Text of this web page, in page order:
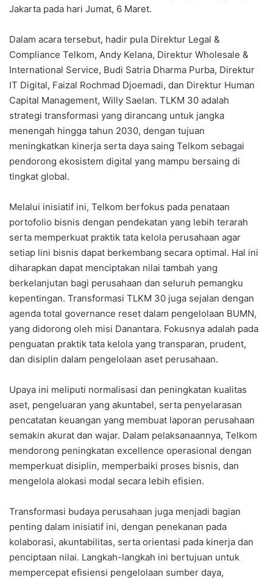
Jakarta pada hari Jumat, 6 Maret.
Dalam acara tersebut, hadir pula Direktur Legal &
Compliance Telkom, Andy Kelana, Direktur Wholesale &
International Service, Budi Satria Dharma Purba, Direktur
IT Digital, Faizal Rochmad Djoemadi, dan Direktur Human
Capital Management, Willy Saelan. TLKM 30 adalah
strategi transformasi yang dirancang untuk jangka
menengah hingga tahun 2030, dengan tujuan
meningkatkan kinerja serta daya saing Telkom sebagai
pendorong ekosistem digital yang mampu bersaing di
tingkat global.
Melalui inisiatif ini, Telkom berfokus pada penataan
portofolio bisnis dengan pendekatan yang lebih terarah
serta memperkuat praktik tata kelola perusahaan agar
setiap lini bisnis dapat berkembang secara optimal. Hal ini
diharapkan dapat menciptakan nilai tambah yang
berkelanjutan bagi perusahaan dan seluruh pemangku
kepentingan. Transformasi TLKM 30 juga sejalan dengan
agenda total governance reset dalam pengelolaan BUMN,
yang didorong oleh misi Danantara. Fokusnya adalah pada
penguatan praktik tata kelola yang transparan, prudent,
dan disiplin dalam pengelolaan aset perusahaan.
Upaya ini meliputi normalisasi dan peningkatan kualitas
aset, pengeluaran yang akuntabel, serta penyelarasan
pencatatan keuangan yang membuat laporan perusahaan
semakin akurat dan wajar. Dalam pelaksanaannya, Telkom
mendorong peningkatan excellence operasional dengan
memperkuat disiplin, memperbaiki proses bisnis, dan
mengelola alokasi modal secara lebih efisien.
Transformasi budaya perusahaan juga menjadi bagian
penting dalam inisiatif ini, dengan penekanan pada
kolaborasi, akuntabilitas, serta orientasi pada kinerja dan
penciptaan nilai. Langkah-langkah ini bertujuan untuk
mempercepat efisiensi pengelolaan sumber daya,